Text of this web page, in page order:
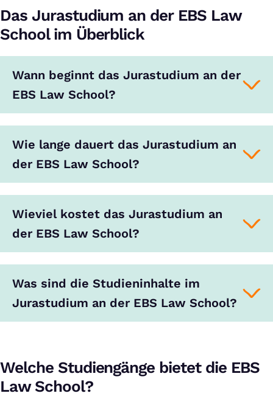
Das Jurastudium an der EBS Law
School im Überblick
Wann beginnt das Jurastudium an der
EBS Law School?
Wie lange dauert das Jurastudium an
der EBS Law School?
Wieviel kostet das Jurastudium an
der EBS Law School?
Was sind die Studieninhalte im
Jurastudium an der EBS Law School?
Welche Studiengänge bietet die EBS
Law School?